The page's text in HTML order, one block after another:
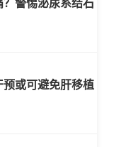
警惕泌尿系结石
或可避免肝移植